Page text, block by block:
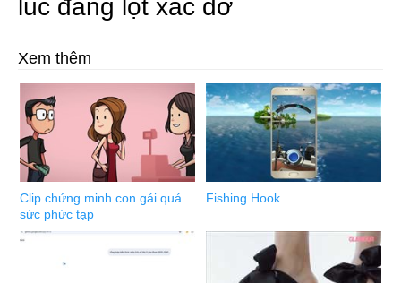
lúc đang lột xác dở
Xem thêm
Clip chứng minh con gái quá
sức phức tạp
Fishing Hook